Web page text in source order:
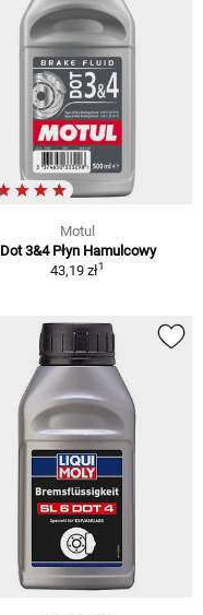
Motul
Dot 3&4 Płyn Hamulcowy
43,19 zł1